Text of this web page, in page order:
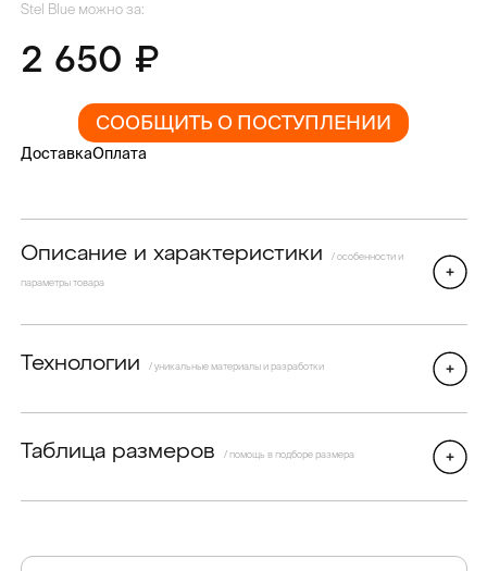
Stel Blue можно за:
2 650
СООБЩИТЬ О ПОСТУПЛЕНИИ
ДоставкаОплата
Описание и характеристики / особенности и
параметры товара
Технологии / уникальные материалы и разработки
Таблица размеров / помощь в подборе размера